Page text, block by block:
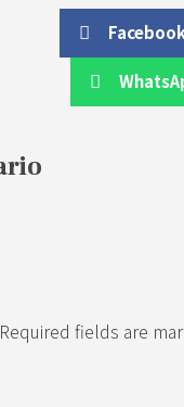
fields are